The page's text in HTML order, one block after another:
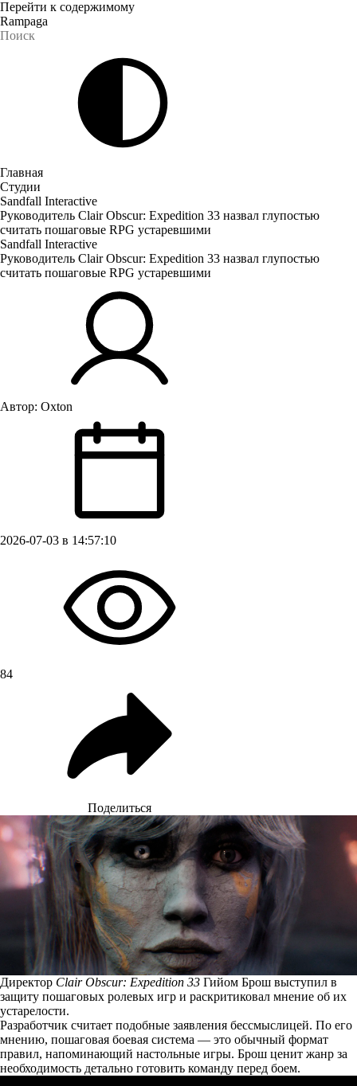
Перейти к содержимому
Rampaga
Главная
Студии
Sandfall Interactive
Руководитель Clair Obscur: Expedition 33 назвал глупостью
считать пошаговые RPG устаревшими
Sandfall Interactive
Руководитель Clair Obscur: Expedition 33 назвал глупостью
считать пошаговые RPG устаревшими
Автор: Oxton
2026-07-03 в 14:57:10
84
Поделиться
Директор Clair Obscur: Expedition 33 Гийом Брош выступил в
защиту пошаговых ролевых игр и раскритиковал мнение об их
устарелости.
Разработчик считает подобные заявления бессмыслицей. По его
мнению, пошаговая боевая система — это обычный формат
правил, напоминающий настольные игры. Брош ценит жанр за
необходимость детально готовить команду перед боем.